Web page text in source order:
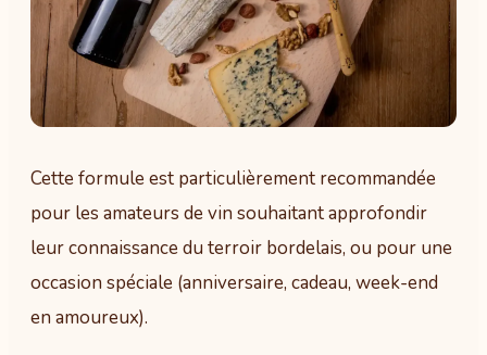
Cette formule est particulièrement recommandée
pour les amateurs de vin souhaitant approfondir
leur connaissance du terroir bordelais, ou pour une
occasion spéciale (anniversaire, cadeau, week-end
en amoureux).